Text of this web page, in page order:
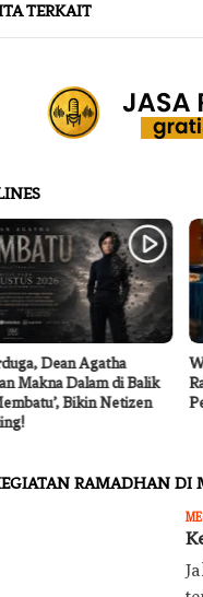
TERKAIT
Dean Agatha
Makna Dalam di Balik
Bikin Netizen
RAMADHAN DI